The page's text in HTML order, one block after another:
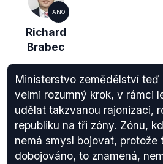
ANO
Richard
Brabec
Ministerstvo zemědělství teď
velmi rozumný krok, v rámci
udělat takzvanou rajonizaci,
republiku na tři zóny. Zónu,
nemá smysl bojovat, protože
dobojováno, to znamená,